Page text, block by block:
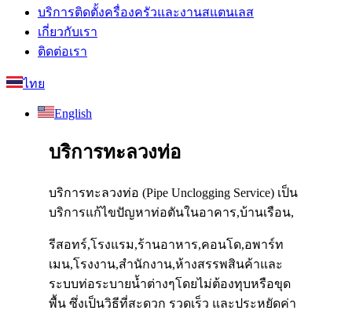
บริการติดตั้งครื่องครัวและงานสแตนเลส
เกี่ยวกับเรา
ติดต่อเรา
ไทย
English
บริการทะลวงท่อ
บริการทะลวงท่อ (Pipe Unclogging Service) เป็น
บริการแก้ไขปัญหาท่อตันในอาคาร,บ้านเรือน,
รีสอทร์,โรงแรม,ร้านอาหาร,คอนโด,อพาร์ท
เมน,โรงงาน,สำนักงาน,ห้างสรรพสินค้าและ
ระบบท่อระบายน้ำต่างๆโดยไม่ต้องทุบหรือขุด
พื้น ซึ่งเป็นวิธีที่สะดวก รวดเร็ว และประหยัดค่า